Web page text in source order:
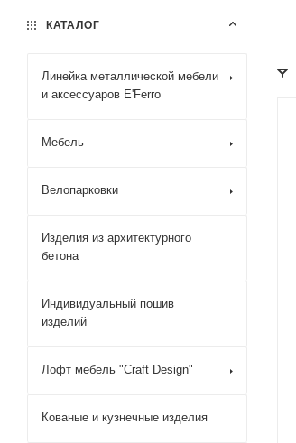
КАТАЛОГ
Линейка металлической мебели
и аксессуаров E'Ferro
Мебель
Велопарковки
Изделия из архитектурного
бетона
Индивидуальный пошив
изделий
Лофт мебель "Craft Design"
Кованые и кузнечные изделия